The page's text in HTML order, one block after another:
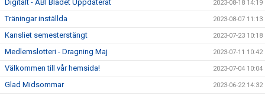
Digitalt - ABI Bladet Uppdaterat 2023-08-18 14:19
Träningar inställda 2023-08-07 11:13
Kansliet semesterstängt 2023-07-23 10:18
Medlemslotteri - Dragning Maj 2023-07-11 10:42
Välkommen till vår hemsida! 2023-07-04 10:04
Glad Midsommar 2023-06-22 14:32